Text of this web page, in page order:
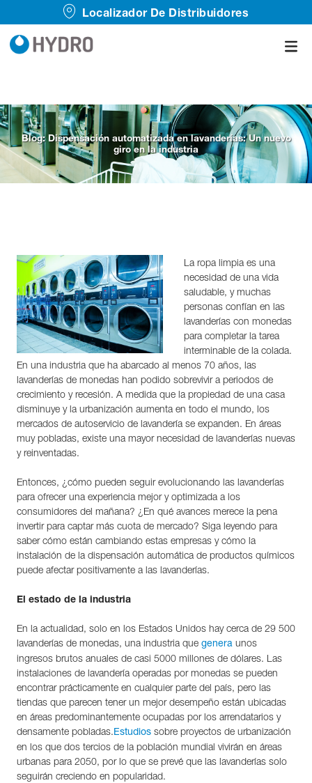
Localizador De Distribuidores
Blog: Dispensación automatizada en lavanderías: Un nuevo
giro en la industria
La ropa limpia es una
necesidad de una vida
saludable, y muchas
personas confían en las
lavanderías con monedas
para completar la tarea
interminable de la colada.
En una industria que ha abarcado al menos 70 años, las
lavanderías de monedas han podido sobrevivir a periodos de
crecimiento y recesión. A medida que la propiedad de una casa
disminuye y la urbanización aumenta en todo el mundo, los
mercados de autoservicio de lavandería se expanden. En áreas
muy pobladas, existe una mayor necesidad de lavanderías nuevas
y reinventadas.
Entonces, ¿cómo pueden seguir evolucionando las lavanderías
para ofrecer una experiencia mejor y optimizada a los
consumidores del mañana? ¿En qué avances merece la pena
invertir para captar más cuota de mercado? Siga leyendo para
saber cómo están cambiando estas empresas y cómo la
instalación de la dispensación automática de productos químicos
puede afectar positivamente a las lavanderías.
El estado de la industria
En la actualidad, solo en los Estados Unidos hay cerca de 29 500
lavanderías de monedas, una industria que genera unos
ingresos brutos anuales de casi 5000 millones de dólares. Las
instalaciones de lavandería operadas por monedas se pueden
encontrar prácticamente en cualquier parte del país, pero las
tiendas que parecen tener un mejor desempeño están ubicadas
en áreas predominantemente ocupadas por los arrendatarios y
densamente pobladas.Estudios sobre proyectos de urbanización
en los que dos tercios de la población mundial vivirán en áreas
urbanas para 2050, por lo que se prevé que las lavanderías solo
seguirán creciendo en popularidad.